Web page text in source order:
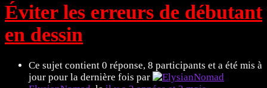
Éviter les erreurs de débutant
en dessin
Ce sujet contient 0 réponse, 8 participants et a été mis à
jour pour la dernière fois par